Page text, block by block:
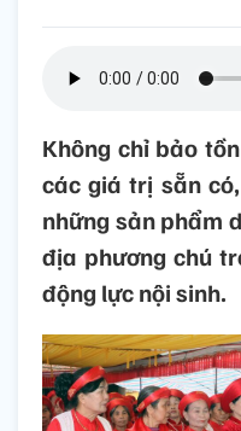
Không chỉ bảo
các giá trị sẵn
những sản phẩm
địa phương chú
động lực nội sinh.